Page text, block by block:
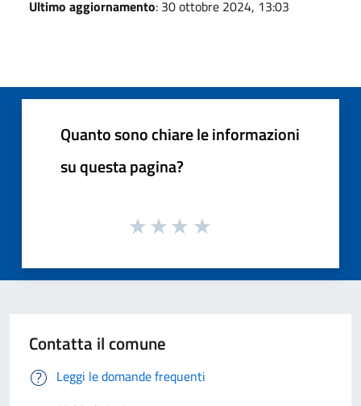
Ultimo aggiornamento: 30 ottobre 2024, 13:03
Quanto sono chiare le informazioni
su questa pagina?
Contatta il comune
Leggi le domande frequenti